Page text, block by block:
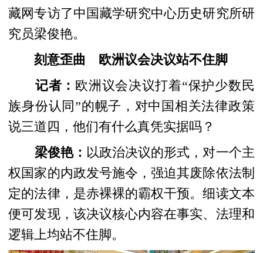
藏网专访了中国藏学研究中心历史研究所研
究员梁俊艳。
刻意歪曲 欧洲议会决议站不住脚
记者： 欧洲议会决议打着“保护少数民
族身份认同”的幌子，对中国相关法律政策
说三道四，他们有什么真凭实据吗？
梁俊艳： 以政治决议的形式，对一个主
权国家的内政发号施令，强迫其废除依法制
定的法律，是赤裸裸的霸权干预。细读文本
便可发现，该决议核心内容在事实、法理和
逻辑上均站不住脚。